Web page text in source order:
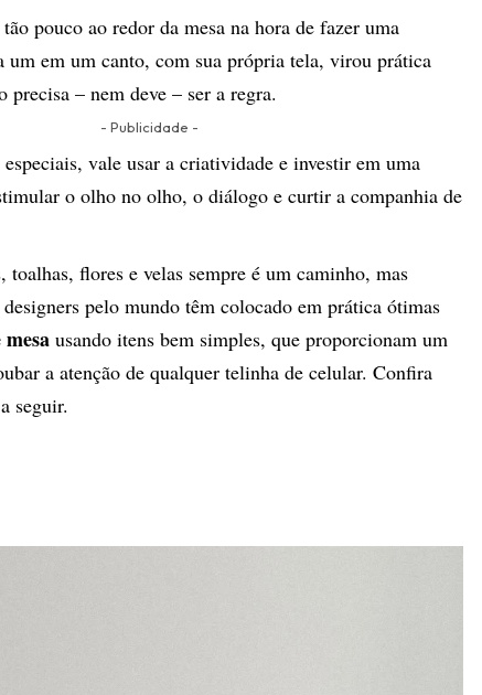
pouco ao redor da mesa na hora de fazer uma
um em um canto, com sua própria tela, virou prática
precisa – nem deve – ser a regra.
- Publicidade -
vale usar a criatividade e investir em uma
o olho no olho, o diálogo e curtir a companhia de
toalhas, flores e velas sempre é um caminho, mas
pelo mundo têm colocado em prática ótimas
mesa usando itens bem simples, que proporcionam um
a atenção de qualquer telinha de celular. Confira
seguir.